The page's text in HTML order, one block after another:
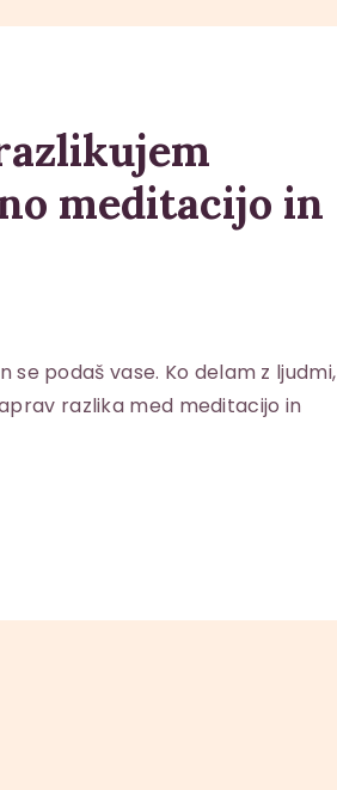
meditacijo in
podaš vase. Ko delam z ljudmi,
razlika med meditacijo in